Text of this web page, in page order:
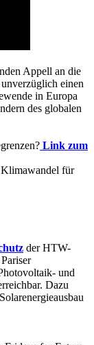
Appell an die
einen
in Europa
des globalen
Link zum
für
der HTW-
und
Dazu